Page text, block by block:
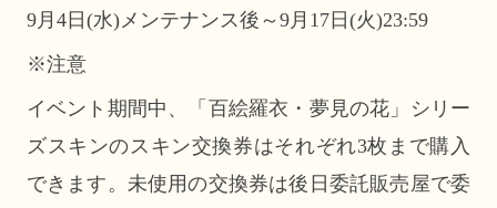
9月4日(水)メンテナンス後～9月17日(火)23:59
※注意
イベント期間中、「百絵羅衣・夢見の花」シリー
ズスキンのスキン交換券はそれぞれ3枚まで購入
できます。未使用の交換券は後日委託販売屋で委